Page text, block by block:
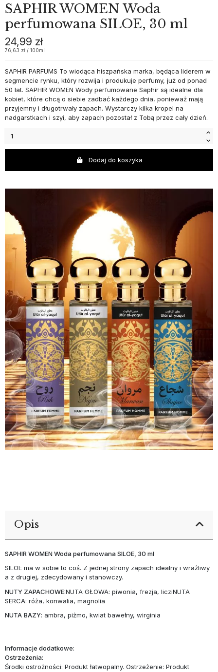
SAPHIR WOMEN Woda
perfumowana SILOE, 30 ml
24,99 zł
76,63 zł / 100ml
SAPHIR PARFUMS To wiodąca hiszpańska marka, będąca liderem w
segmencie rynku, który rozwija i produkuje perfumy, już od ponad
50 lat. SAPHIR WOMEN Wody perfumowane Saphir są idealne dla
kobiet, które chcą o siebie zadbać każdego dnia, ponieważ mają
przyjemny i długotrwały zapach. Wystarczy kilka kropel na
nadgarstkach i szyi, aby zapach pozostał z Tobą przez cały dzień.
Dodaj do koszyka
Opis
SAPHIR WOMEN Woda perfumowana SILOE, 30 ml
SILOE ma w sobie to coś. Z jednej strony zapach idealny i wrażliwy
a z drugiej, zdecydowany i stanowczy.
NUTY ZAPACHOWE:NUTA GŁOWA: piwonia, frezja, licziNUTA
SERCA: róża, konwalia, magnolia
NUTA BAZY: ambra, piżmo, kwiat bawełny, wirginia
Informacje dodatkowe:
Ostrzeżenia:
Środki ostrożności: Produkt łatwopalny. Ostrzeżenie: Produkt